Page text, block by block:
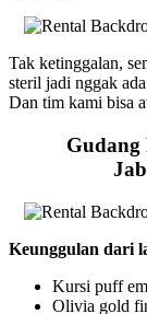
Tak ketinggalan,
steril jadi nggak
Dan tim kami bisa
Gudang
Keunggulan dari
Kursi puff
Olivia gold